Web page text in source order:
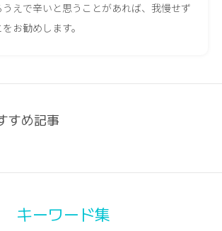
えで辛いと思うことがあれば、我慢せず
お勧めします。
すめ記事
キーワード集